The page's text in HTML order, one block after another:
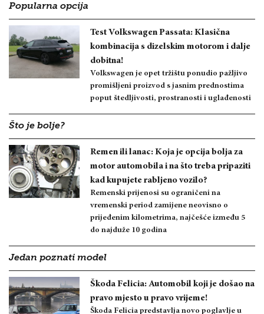
Popularna opcija
Test Volkswagen Passata: Klasična
kombinacija s dizelskim motorom i dalje
dobitna!
Volkswagen je opet tržištu ponudio pažljivo
promišljeni proizvod s jasnim prednostima
poput štedljivosti, prostranosti i uglađenosti
Što je bolje?
Remen ili lanac: Koja je opcija bolja za
motor automobila i na što treba pripaziti
kad kupujete rabljeno vozilo?
Remenski prijenosi su ograničeni na
vremenski period zamijene neovisno o
prijeđenim kilometrima, najčešće između 5
do najduže 10 godina
Jedan poznati model
Škoda Felicia: Automobil koji je došao na
pravo mjesto u pravo vrijeme!
Škoda Felicia predstavlja novo poglavlje u